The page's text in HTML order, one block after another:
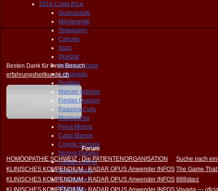
2014 Costa Rica
Guanacaste
Monteverde
Tortuguero
Cahuita
Irazu
Quetzal
Interamericana
Corcovado
Reptiles
Manuel Antonio
Fiestas Quepos
Paquera Curu
Montezuma
Finca Monos
Cabo Blanco
Coyote Samara
Nicoya Paraiso
Fiestas Liberia
Rincon Vieja
Fumoraoles
Miravalles
Besten Dank für Ihren Besuch
erfahrungsheilkunde.ch
Forum
HOMÖOPATHIE SCHWEIZ - Die PATIENTENORGANISATION
Suche nach
KLINISCHES KOMPENDIUM - RADAR OPUS Anwender INFOS The Game
KLINISCHES KOMPENDIUM - RADAR OPUS Anwender INFOS 888starz
KLINISCHES KOMPENDIUM - RADAR OPUS Anwender INFOS Vavada —